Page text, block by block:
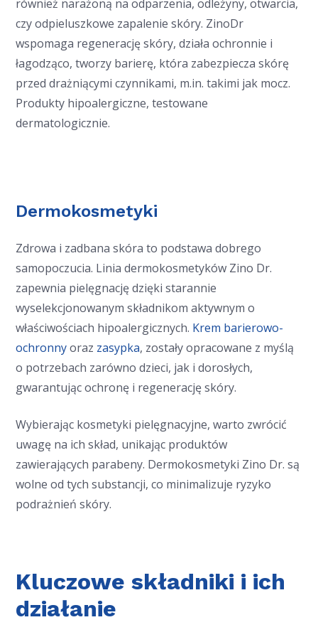
również narażoną na odparzenia, odleżyny, otwarcia,
czy odpieluszkowe zapalenie skóry. ZinoDr
wspomaga regenerację skóry, działa ochronnie i
łagodząco, tworzy barierę, która zabezpiecza skórę
przed drażniącymi czynnikami, m.in. takimi jak mocz.
Produkty hipoalergiczne, testowane
dermatologicznie.
Dermokosmetyki
Zdrowa i zadbana skóra to podstawa dobrego
samopoczucia. Linia dermokosmetyków Zino Dr.
zapewnia pielęgnację dzięki starannie
wyselekcjonowanym składnikom aktywnym o
właściwościach hipoalergicznych. Krem barierowo-
ochronnyoraz zasypka, zostały opracowane z myślą
o potrzebach zarówno dzieci, jak i dorosłych,
gwarantując ochronę i regenerację skóry.
Wybierając kosmetyki pielęgnacyjne, warto zwrócić
uwagę na ich skład, unikając produktów
zawierających parabeny. Dermokosmetyki Zino Dr. są
wolne od tych substancji, co minimalizuje ryzyko
podrażnień skóry.
Kluczowe składniki i ich
działanie